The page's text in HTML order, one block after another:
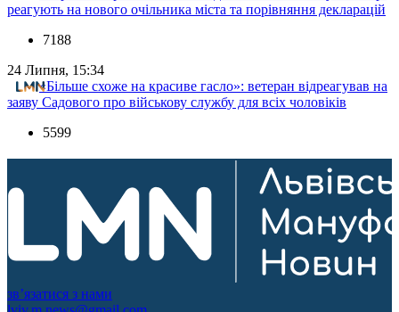
реагують на нового очільника міста та порівняння декларацій
7188
24 Липня, 15:34
«Більше схоже на красиве гасло»: ветеран відреагував на
заяву Садового про військову службу для всіх чоловіків
5599
зв’язатися з нами